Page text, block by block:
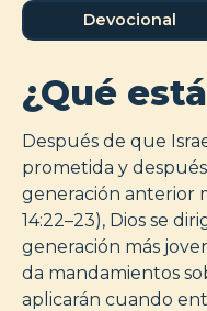
Devocional
¿Qué
Después de que
prometida y
generación anterior
14:22–23), Dios se
generación más
da mandamientos
aplicarán cuando